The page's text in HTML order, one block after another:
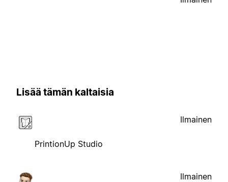
Lisää tämän kaltaisia
PrintionUp Studio
Ilmainen
Ilmainen